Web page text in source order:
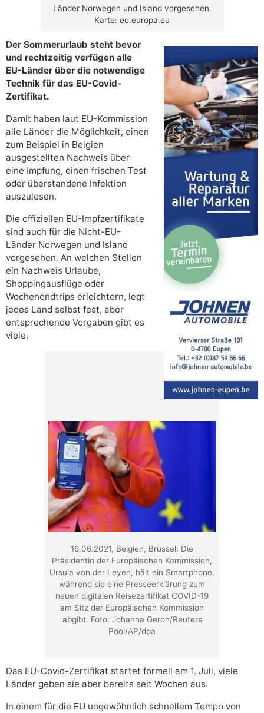
Länder Norwegen und Island vorgesehen.
Karte: ec.europa.eu
Der Sommerurlaub steht bevor
und rechtzeitig verfügen alle
EU-Länder über die notwendige
Technik für das EU-Covid-
Zertifikat.
Damit haben laut EU-Kommission
alle Länder die Möglichkeit, einen
zum Beispiel in Belgien
ausgestellten Nachweis über
eine Impfung, einen frischen Test
oder überstandene Infektion
auszulesen.
Die offiziellen EU-Impfzertifikate
sind auch für die Nicht-EU-
Länder Norwegen und Island
vorgesehen. An welchen Stellen
ein Nachweis Urlaube,
Shoppingausflüge oder
Wochenendtrips erleichtern, legt
jedes Land selbst fest, aber
entsprechende Vorgaben gibt es
viele.
16.06.2021, Belgien, Brüssel: Die
Präsidentin der Europäischen Kommission,
Ursula von der Leyen, hält ein Smartphone,
während sie eine Presseerklärung zum
neuen digitalen Reisezertifikat COVID-19
am Sitz der Europäischen Kommission
abgibt. Foto: Johanna Geron/Reuters
Pool/AP/dpa
Das EU-Covid-Zertifikat startet formell am 1. Juli, viele
Länder geben sie aber bereits seit Wochen aus.
In einem für die EU ungewöhnlich schnellem Tempo von